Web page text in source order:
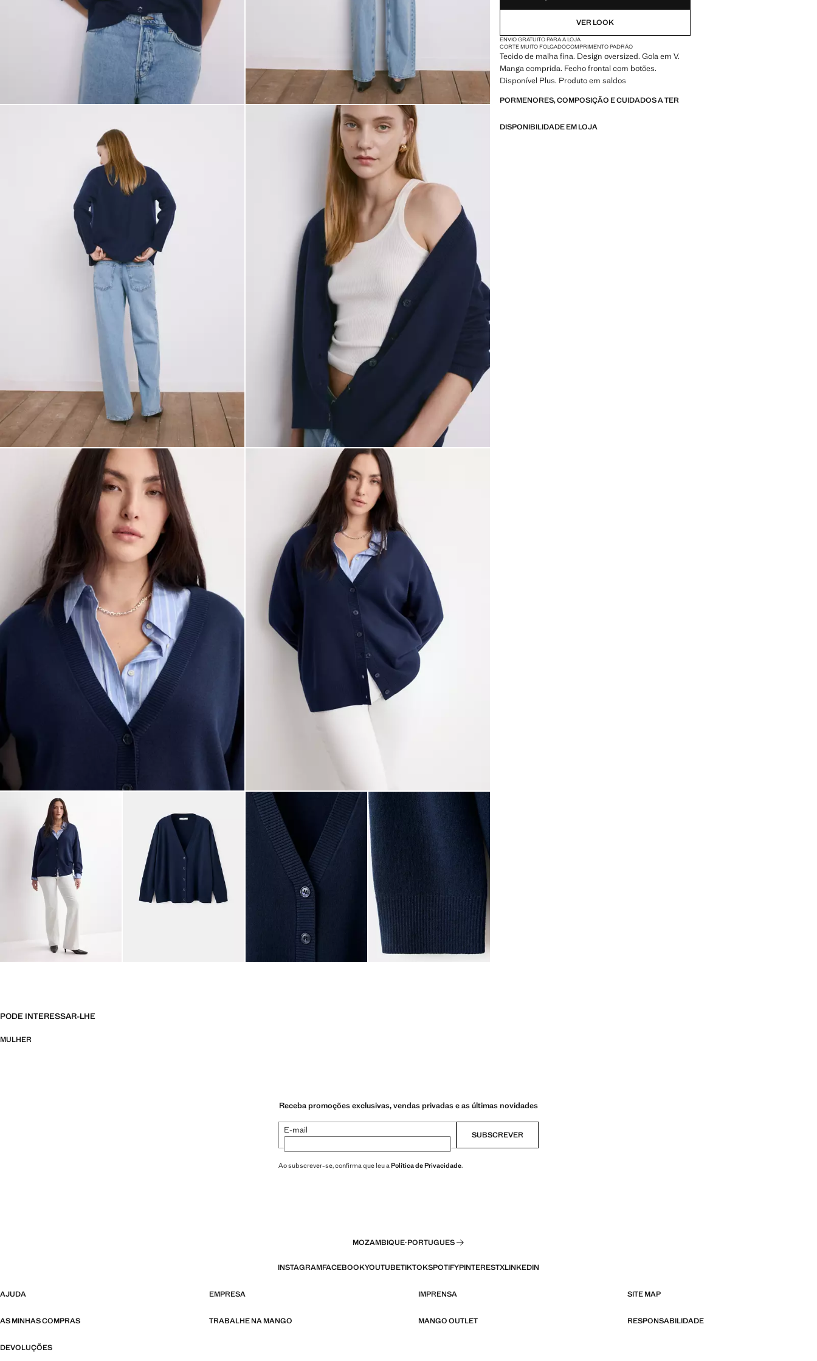
VER LOOK
ENVIO GRATUITO PARA A LOJA
CORTE MUITO FOLGADOCOMPRIMENTO PADRÃO
Tecido de malha fina. Design oversized. Gola em V.
Manga comprida. Fecho frontal com botões.
Disponível Plus. Produto em saldos
PORMENORES, COMPOSIÇÃO E CUIDADOS A TER
DISPONIBILIDADE EM LOJA
PODE INTERESSAR-LHE
MULHER
Receba promoções exclusivas, vendas privadas e as últimas novidades
E-mail SUBSCREVER
Ao subscrever-se, confirma que leu aPolítica de Privacidade.
MOZAMBIQUE·PORTUGUES
INSTAGRAMFACEBOOKYOUTUBETIKTOKSPOTIFYPINTERESTXLINKEDIN
AJUDA EMPRESA IMPRENSA SITE MAP
AS MINHAS COMPRAS TRABALHE NA MANGO MANGO OUTLET RESPONSABILIDADE
DEVOLUÇÕES